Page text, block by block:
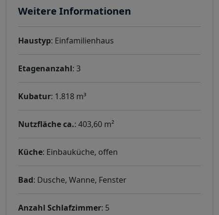
Weitere Informationen
Haustyp: Einfamilienhaus
Etagenanzahl: 3
Kubatur: 1.818 m³
Nutzfläche ca.: 403,60 m²
Küche: Einbauküche, offen
Bad: Dusche, Wanne, Fenster
Anzahl Schlafzimmer: 5